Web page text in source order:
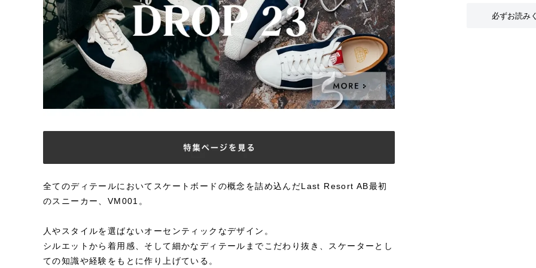
全てのディテールにおいてスケートボードの概念を詰め込んだLast Resort AB最初
のスニーカー、VM001。
人やスタイルを選ばないオーセンティックなデザイン。
シルエットから着用感、そして細かなディテールまでこだわり抜き、スケーターとし
ての知識や経験をもとに作り上げている。
必ずお読み